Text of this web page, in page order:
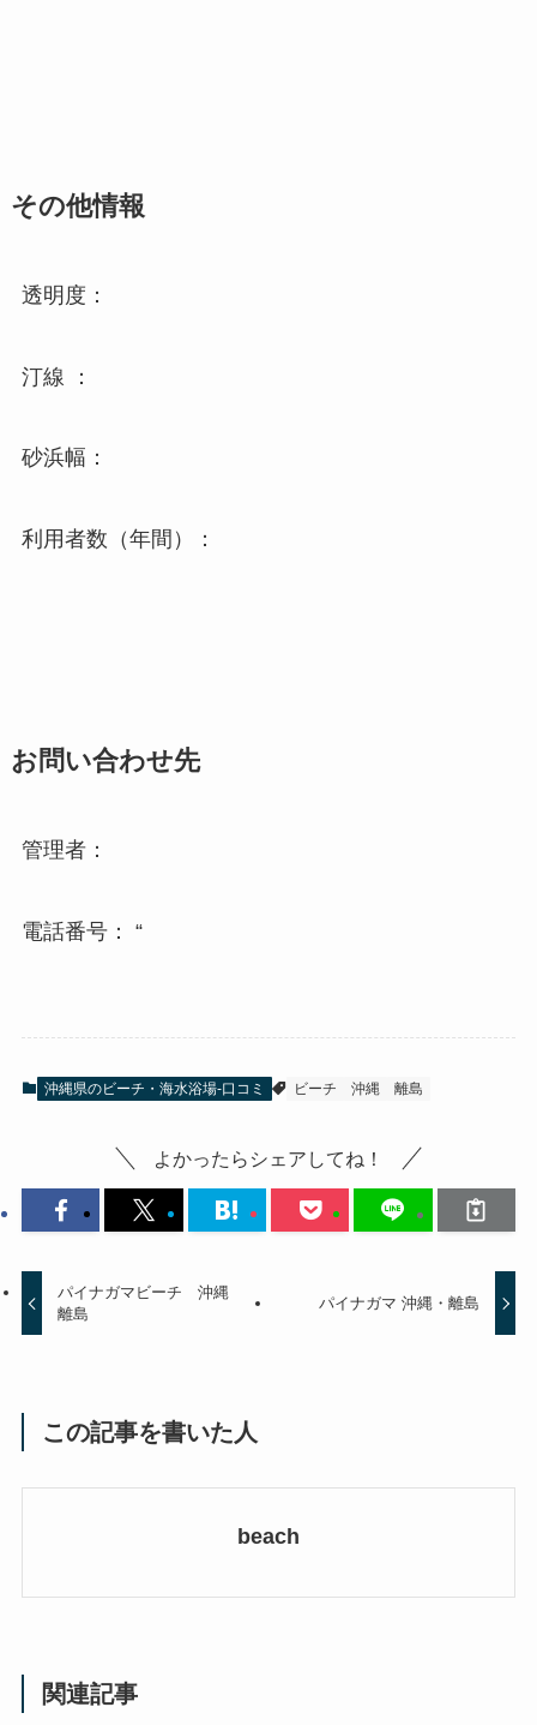
その他情報
透明度：
汀線 ：
砂浜幅：
利用者数（年間）：
お問い合わせ先
管理者：
電話番号： “
沖縄県のビーチ・海水浴場-口コミ ビーチ 沖縄 離島
よかったらシェアしてね！
パイナガマビーチ 沖縄
離島
パイナガマ 沖縄・離島
この記事を書いた人
beach
関連記事